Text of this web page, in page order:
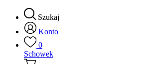
Szukaj
Konto
0
Schowek